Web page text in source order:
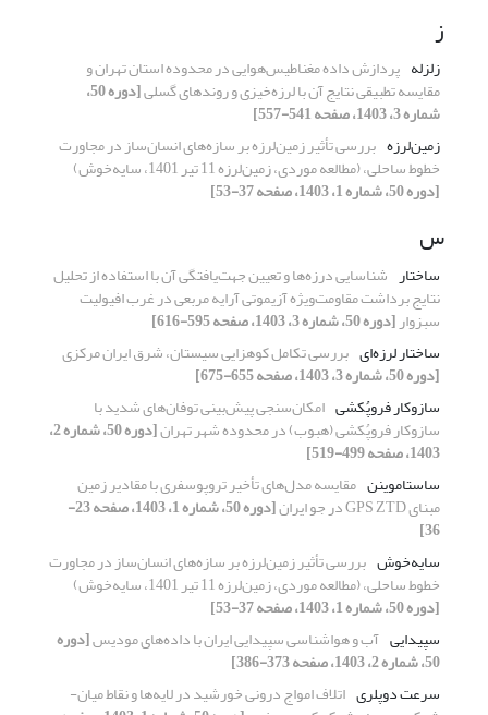
ز
زلزله پردازش داده‌ مغناطیس‌هوایی در محدوده استان تهران و
مقایسه تطبیقی نتایج آن با لرزه‌خیزی و روندهای گسلی [دوره 50،
شماره 3، 1403، صفحه 541-557]
زمین‌لرزه بررسی تأثیر زمین‌لرزه بر سازه‌های انسان‌ساز در مجاورت
خطوط ساحلی، (مطالعه موردی، زمین‌لرزه 11 تیر 1401، سایه‌خوش)
[دوره 50، شماره 1، 1403، صفحه 37-53]
س
ساختار شناسایی درزه‌ها و تعیین جهت‌یافتگی آن با استفاده از تحلیل
نتایج برداشت مقاومت‌ویژه آزیموتی آرایه مربعی در غرب افیولیت
سبزوار[دوره 50، شماره 3، 1403، صفحه 595-616]
ساختار لرزه‌ای بررسی تکامل کوهزایی سیستان، شرق ایران مرکزی
[دوره 50، شماره 3، 1403، صفحه 655-675]
سازوکار فروپُکشی امکان‌سنجی پیش‌بینی توفان‌های شدید با
سازوکار فروپُکشی (هبوب) در محدوده شهر تهران [دوره 50، شماره 2،
1403، صفحه 499-519]
ساستاموینن مقایسه مدل‌های تأخیر تروپوسفری با مقادیر زمین
مبنای GPS ZTD در جو ایران [دوره 50، شماره 1، 1403، صفحه 23-
36]
سایه‌خوش بررسی تأثیر زمین‌لرزه بر سازه‌های انسان‌ساز در مجاورت
خطوط ساحلی، (مطالعه موردی، زمین‌لرزه 11 تیر 1401، سایه‌خوش)
[دوره 50، شماره 1، 1403، صفحه 37-53]
سپیدایی آب و هواشناسی سپیدایی ایران با داده‌های مودیس[دوره
50، شماره 2، 1403، صفحه 373-386]
سرعت دوپلری اتلاف امواج درونی خورشید در لایه‌ها و نقاط میان-